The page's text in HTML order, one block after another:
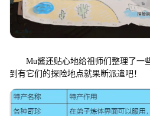
Mu酱还贴心地给祖师们整理了一
到有它们的探险地点就果断派遣吧！